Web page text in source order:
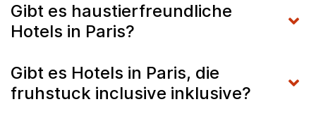
Gibt es haustierfreundliche
Hotels in Paris?
Gibt es Hotels in Paris, die
fruhstuck inclusive inklusive?